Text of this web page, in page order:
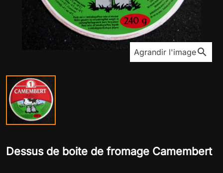
Agrandir l'imagesearch
Dessus de boite de fromage Camembert